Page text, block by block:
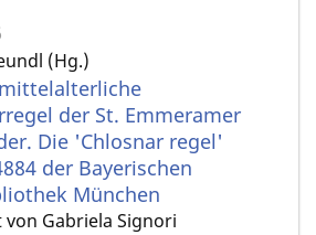
(Hg.)
der St. Emmeramer
Die 'Chlosnar regel'
der Bayerischen
München
von Gabriela Signori